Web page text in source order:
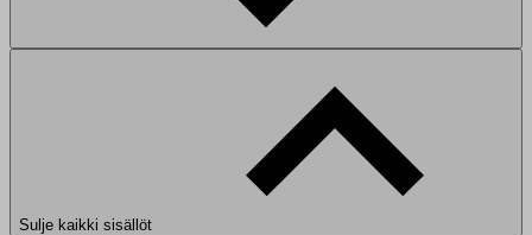
Sulje kaikki sisällöt